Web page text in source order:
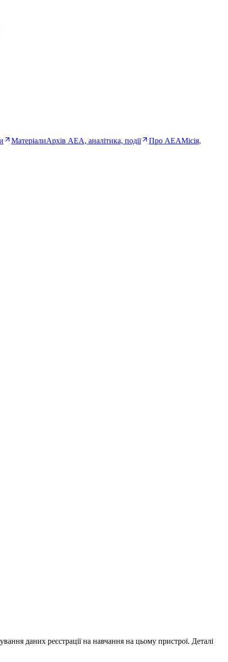
МатеріалиАрхів AEA, аналітика, події Про AEAМісія,
даних реєстрації на навчання на цьому пристрої. Деталі